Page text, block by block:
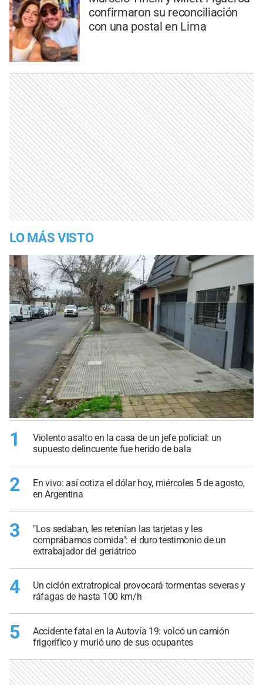
confirmaron su reconciliación
con una postal en Lima
LO MÁS VISTO
1
Violento asalto en la casa de un jefe policial: un
supuesto delincuente fue herido de bala
2
En vivo: así cotiza el dólar hoy, miércoles 5 de agosto,
en Argentina
3
"Los sedaban, les retenían las tarjetas y les
comprábamos comida": el duro testimonio de un
extrabajador del geriátrico
4
Un ciclón extratropical provocará tormentas severas y
ráfagas de hasta 100 km/h
5
Accidente fatal en la Autovía 19: volcó un camión
frigorífico y murió uno de sus ocupantes